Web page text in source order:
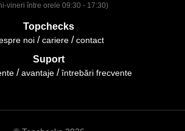
vineri între orele 09:30 - 17:30)
Topchecks
noi cariere contact
Suport
avantaje întrebări frecvente